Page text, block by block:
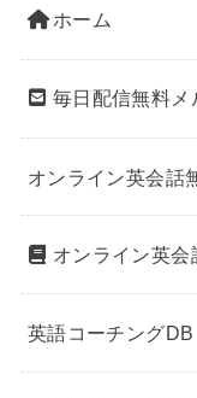
ホーム
毎日配信無料メ
オンライン英会話
オンライン英会
英語コーチングDB